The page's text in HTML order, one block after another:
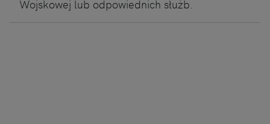
Wojskowej lub odpowiednich służb.